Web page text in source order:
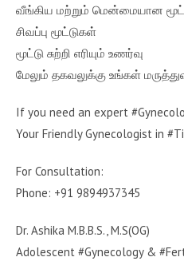
வீங்கிய மற்றும் மென்மையான
சிவப்பு மூட்டுகள்
மூட்டு சுற்றி எரியும் உணர்வு
மேலும் தகவலுக்கு உங்கள்
If you need an expert
Your Friendly Gynecologist in
For Consultation:
Phone: +91 9894937345
Dr. Ashika M.B.B.S., M.S(OG)
Adolescent #Gynecology &